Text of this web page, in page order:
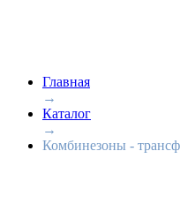
Главная
→
Каталог
→
Комбинезоны -